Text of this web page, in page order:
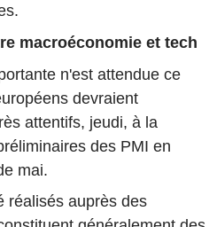
macroéconomie et tech
n'est attendue ce
devraient
attentifs, jeudi, à la
des PMI en
mai.
réalisés auprès des